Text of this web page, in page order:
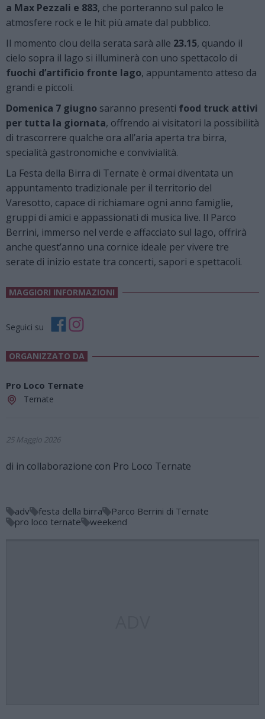
a Max Pezzali e 883, che porteranno sul palco le
atmosfere rock e le hit più amate dal pubblico.
Il momento clou della serata sarà alle 23.15, quando il
cielo sopra il lago si illuminerà con uno spettacolo di
fuochi d’artificio fronte lago, appuntamento atteso da
grandi e piccoli.
Domenica 7 giugno saranno presenti food truck attivi
per tutta la giornata, offrendo ai visitatori la possibilità
di trascorrere qualche ora all’aria aperta tra birra,
specialità gastronomiche e convivialità.
La Festa della Birra di Ternate è ormai diventata un
appuntamento tradizionale per il territorio del
Varesotto, capace di richiamare ogni anno famiglie,
gruppi di amici e appassionati di musica live. Il Parco
Berrini, immerso nel verde e affacciato sul lago, offrirà
anche quest’anno una cornice ideale per vivere tre
serate di inizio estate tra concerti, sapori e spettacoli.
MAGGIORI INFORMAZIONI
Seguici su
ORGANIZZATO DA
Pro Loco Ternate
Ternate
25 Maggio 2026
di in collaborazione con Pro Loco Ternate
adv festa della birra
Parco Berrini di Ternate
pro loco ternate
weekend